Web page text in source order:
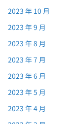
2023 年 10 月
2023 年 9 月
2023 年 8 月
2023 年 7 月
2023 年 6 月
2023 年 5 月
2023 年 4 月